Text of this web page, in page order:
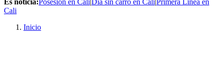
Es noticia:Posesión en Cali|Día sin carro en Cali|Primera Linea en
Cali
Inicio